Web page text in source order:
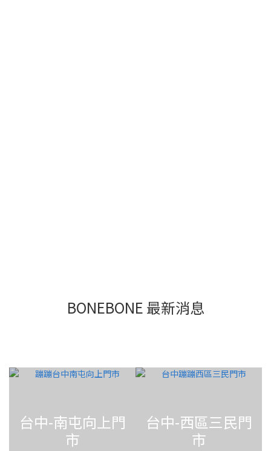
BONEBONE 最新消息
台中-南屯向上門
市
台中-西區三民門
市